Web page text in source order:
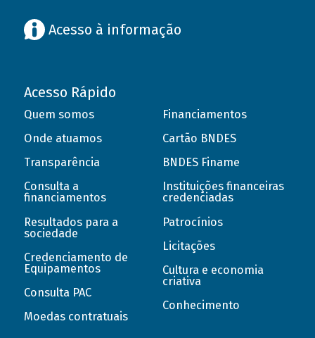
Acesso à informação
Acesso Rápido
Quem somos
Onde atuamos
Transparência
Consulta a
financiamentos
Resultados para a
sociedade
Credenciamento de
Equipamentos
Consulta PAC
Moedas contratuais
Financiamentos
Cartão BNDES
BNDES Finame
Instituições financeiras
credenciadas
Patrocínios
Licitações
Cultura e economia
criativa
Conhecimento